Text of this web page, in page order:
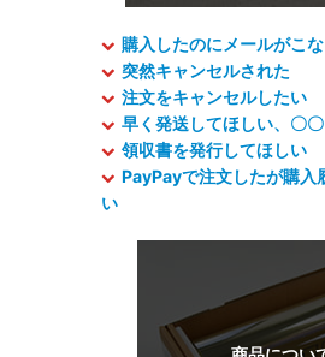
購入したのにメールがこ
突然キャンセルされた
注文をキャンセルしたい
早く発送してほしい、〇
領収書を発行してほしい
PayPayで注文したが購入
い